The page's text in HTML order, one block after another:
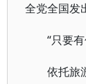
全党全国发
“只要
依托旅